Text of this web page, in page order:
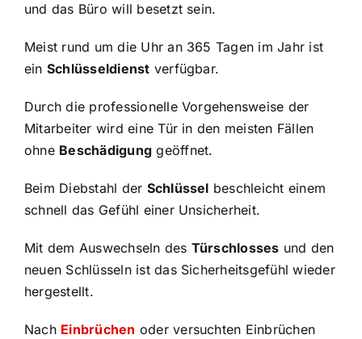
und das Büro will besetzt sein.
Meist rund um die Uhr an 365 Tagen im Jahr ist
ein Schlüsseldienst verfügbar.
Durch die professionelle Vorgehensweise der
Mitarbeiter wird eine Tür in den meisten Fällen
ohne Beschädigung geöffnet.
Beim Diebstahl der Schlüssel beschleicht einem
schnell das Gefühl einer Unsicherheit.
Mit dem Auswechseln des Türschlosses und den
neuen Schlüsseln ist das Sicherheitsgefühl wieder
hergestellt.
Nach Einbrüchen oder versuchten Einbrüchen